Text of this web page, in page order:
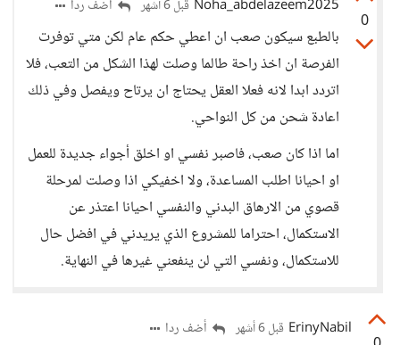
0
Noha_abdelazeem2025 قبل 6 أشهر أضف ردا
بالطبع سيكون صعب ان اعطي حكم عام لكن متي توفرت
الفرصة ان اخذ راحة طالما وصلت لهذا الشكل من التعب، فلا
اتردد ابدا لانه فعلا العقل يحتاج ان يرتاح ويفصل وفي ذلك
اعادة شحن من كل النواحي.
اما اذا كان صعب، فاصبر نفسي او اخلق أجواء جديدة للعمل
او احيانا اطلب المساعدة، ولا اخفيكي اذا وصلت لمرحلة
قصوي من الارهاق البدني والنفسي احيانا اعتذر عن
الاستكمال، احتراما للمشروع الذي يريدني في افضل حال
للاستكمال، ونفسي التي لن ينفعني غيرها في النهاية.
ErinyNabil قبل 6 أشهر أضف ردا